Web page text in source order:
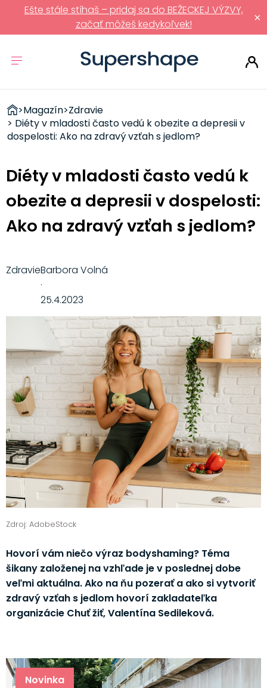
×
Ešte stále stíhaš – pridaj sa do BEŽECKEJ VÝZVY,
začať môžeš kedykoľvek!
ZDRAVÉ
RÝCHLOVKY
>Magazín>Zdravie
> Diéty v mladosti často vedú k obezite a depresii v
dospelosti: Ako na zdravý vzťah s jedlom?
Diéty v mladosti často vedú k
obezite a depresii v dospelosti:
Ako na zdravý vzťah s jedlom?
Zdroj: AdobeStock
Hovorí vám niečo výraz bodyshaming? Téma
šikany založenej na vzhľade je v poslednej dobe
veľmi aktuálna. Ako na ňu pozerať a ako si vytvoriť
zdravý vzťah s jedlom hovorí zakladateľka
organizácie Chuť žiť, Valentína Sedileková.
Novinka
ZdravieBarbora Volná
·
25.4.2023